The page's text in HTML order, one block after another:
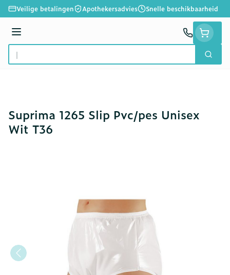
Ga naar de inhoud
Veilige betalingen Apothekersadvies Snelle beschikbaarheid
Menu
Product, merk, categorie...
Zoek
Suprima 1265 Slip Pvc/pes Unisex
Wit T36